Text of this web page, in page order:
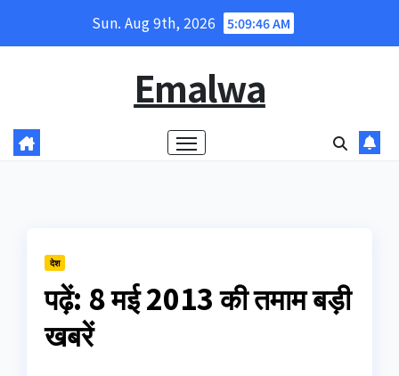
Sun. Aug 9th, 2026 5:09:47 AM
Emalwa
देश
पढ़ें: 8 मई 2013 की तमाम बड़ी
खबरें